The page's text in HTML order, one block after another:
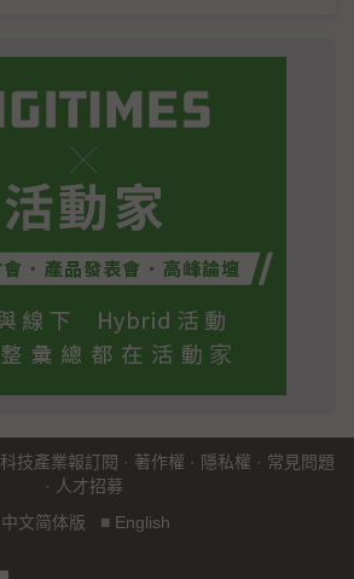
科技產業報訂閱 · 著作權 · 隱私權 · 常見問題
· 人才招募
中文简体版 ■ English